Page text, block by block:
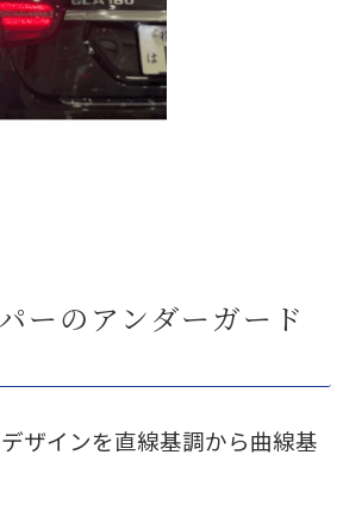
ーのアンダーガード
ザインを直線基調から曲線基